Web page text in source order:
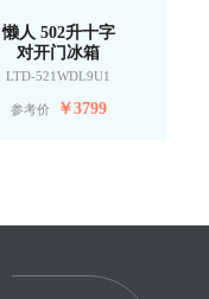
懒人 502升十字
对开门冰箱
LTD-521WDL9U1
参考价 ￥3799